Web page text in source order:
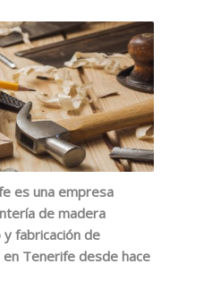
es una empresa
de madera
fabricación de
Tenerife desde hace